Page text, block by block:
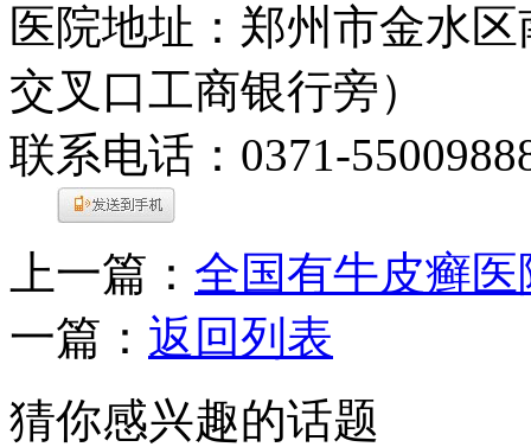
医院地址：郑州市金水
交叉口工商银行旁）
联系电话：0371-
上一篇： 全国有牛皮癣
一篇： 返回列表
猜你感兴趣的话题